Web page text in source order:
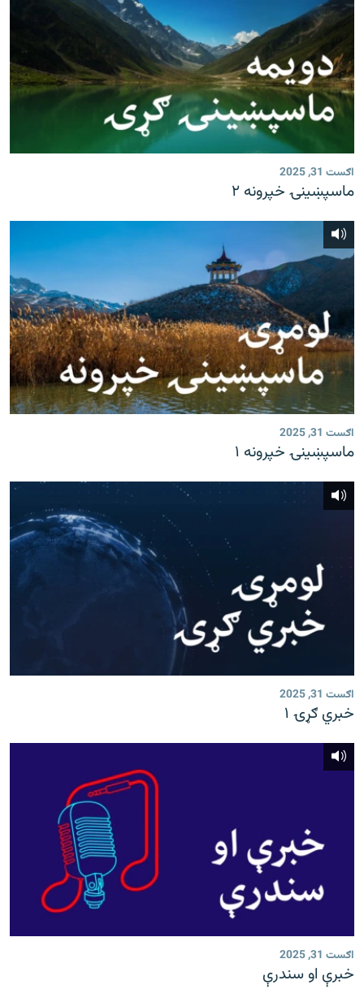
اګست 31, 2025
ماسپښينۍ خپرونه ۲
اګست 31, 2025
ماسپښينۍ خپرونه ۱
اګست 31, 2025
خبري ګړۍ ۱
اګست 31, 2025
خبرې او سندرې